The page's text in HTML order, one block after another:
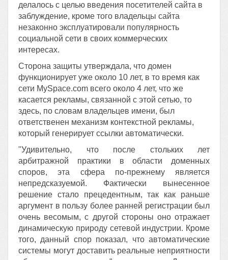
делалось с целью введения посетителей сайта в
заблуждение, кроме того владельцы сайта
незаконно эксплуатировали популярность
социальной сети в своих коммерческих
интересах.
Сторона защиты утверждала, что домен
функционирует уже около 10 лет, в то время как
сети MySpace.com всего около 4 лет, что же
касается рекламы, связанной с этой сетью, то
здесь, по словам владельцев имени, был
ответственен механизм контекстной рекламы,
который генерирует ссылки автоматически.
"Удивительно, что после стольких лет
арбитражной практики в области доменных
споров, эта сфера по-прежнему является
непредсказуемой. Фактически вынесенное
решение стало прецедентным, так как раньше
аргумент в пользу более ранней регистрации был
очень весомым, с другой стороны оно отражает
динамическую природу сетевой индустрии. Кроме
того, данный спор показал, что автоматические
системы могут доставить реальные неприятности